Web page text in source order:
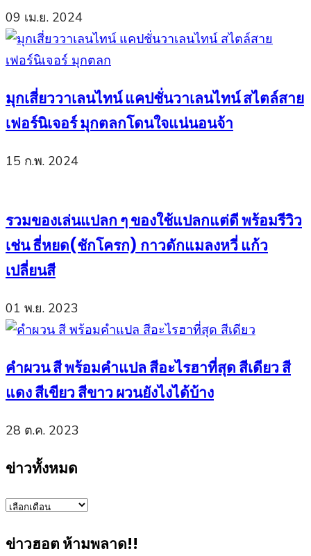
09 เม.ย. 2024
มุกเสี่ยววาเลนไทน์ แคปชั่นวาเลนไทน์ สไตล์สาย
เฟอร์นิเจอร์ มุกตลกโดนใจแน่นอนจ้า
15 ก.พ. 2024
รวมของเล่นแปลก ๆ ของใช้แปลกแต่ดี พร้อมรีวิว
เช่น ธี่หยด(ชักโครก) กาวดักแมลงหวี่ แก้ว
เปลี่ยนสี
01 พ.ย. 2023
คำผวน สี พร้อมคำแปล สีอะไรฮาที่สุด สีเดียว สี
แดง สีเขียว สีขาว ผวนยังไงได้บ้าง
28 ต.ค. 2023
ข่าวทั้งหมด
ข่าว
ข่าวฮอต ห้ามพลาด!!